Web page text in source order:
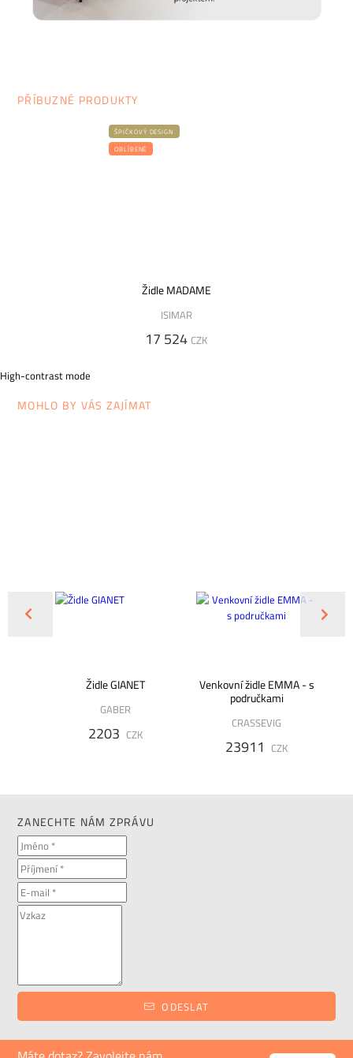
PŘÍBUZNÉ PRODUKTY
ŠPIČKOVÝ DESIGN
OBLÍBENÉ
Židle MADAME
ISIMAR
17 524 CZK
High-contrast mode
MOHLO BY VÁS ZAJÍMAT
Židle GIANET
GABER
2203 CZK
Venkovní židle EMMA - s
područkami
CRASSEVIG
23911 CZK
ZANECHTE NÁM ZPRÁVU
ODESLAT